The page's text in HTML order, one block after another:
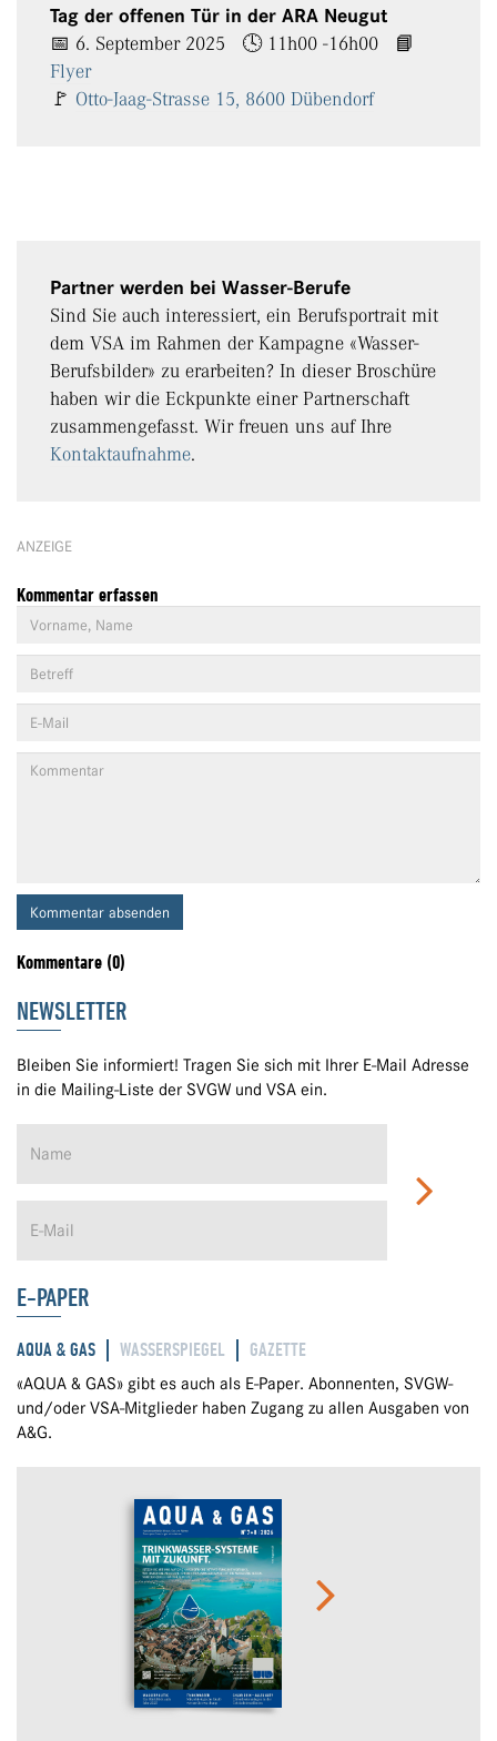
Tag der offenen Tür in der ARA Neugut
📅 6. September 2025 🕓 11h00 -16h00 📘
Flyer
🚩 Otto-Jaag-Strasse 15, 8600 Dübendorf
Partner werden bei Wasser-Berufe
Sind Sie auch interessiert, ein Berufsportrait mit
dem VSA im Rahmen der Kampagne «Wasser-
Berufsbilder» zu erarbeiten? In dieser Broschüre
haben wir die Eckpunkte einer Partnerschaft
zusammengefasst. Wir freuen uns auf Ihre
Kontaktaufnahme.
ANZEIGE
Kommentar erfassen
Kommentar absenden
Kommentare (0)
NEWSLETTER
Bleiben Sie informiert! Tragen Sie sich mit Ihrer E-Mail Adresse
in die Mailing-Liste der SVGW und VSA ein.
E-PAPER
AQUA & GAS WASSERSPIEGEL GAZETTE
«AQUA & GAS» gibt es auch als E-Paper. Abonnenten, SVGW-
und/oder VSA-Mitglieder haben Zugang zu allen Ausgaben von
A&G.